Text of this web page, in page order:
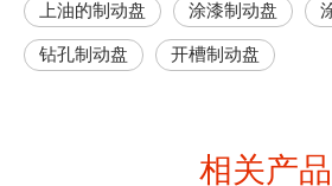
上油的制动盘 涂漆制动盘
钻孔制动盘 开槽制动盘
相关产品